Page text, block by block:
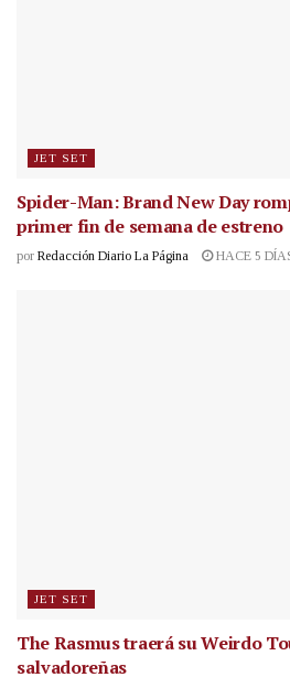
JET SET
Spider-Man: Brand New Day
primer fin de semana de estreno
por Redacción Diario La Página HACE 5
JET SET
The Rasmus traerá su Weirdo
salvadoreñas